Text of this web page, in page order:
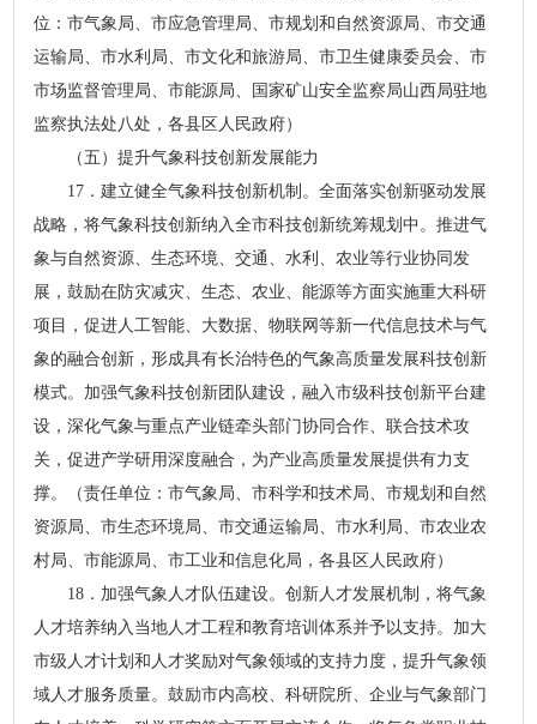
位：市气象局、市应急管理局、市规划和自然资源局、市交通
运输局、市水利局、市文化和旅游局、市卫生健康委员会、市
市场监督管理局、市能源局、国家矿山安全监察局山西局驻地
监察执法处八处，各县区人民政府）
（五）提升气象科技创新发展能力
17．建立健全气象科技创新机制。全面落实创新驱动发展
战略，将气象科技创新纳入全市科技创新统筹规划中。推进气
象与自然资源、生态环境、交通、水利、农业等行业协同发
展，鼓励在防灾减灾、生态、农业、能源等方面实施重大科研
项目，促进人工智能、大数据、物联网等新一代信息技术与气
象的融合创新，形成具有长治特色的气象高质量发展科技创新
模式。加强气象科技创新团队建设，融入市级科技创新平台建
设，深化气象与重点产业链牵头部门协同合作、联合技术攻
关，促进产学研用深度融合，为产业高质量发展提供有力支
撑。（责任单位：市气象局、市科学和技术局、市规划和自然
资源局、市生态环境局、市交通运输局、市水利局、市农业农
村局、市能源局、市工业和信息化局，各县区人民政府）
18．加强气象人才队伍建设。创新人才发展机制，将气象
人才培养纳入当地人才工程和教育培训体系并予以支持。加大
市级人才计划和人才奖励对气象领域的支持力度，提升气象领
域人才服务质量。鼓励市内高校、科研院所、企业与气象部门